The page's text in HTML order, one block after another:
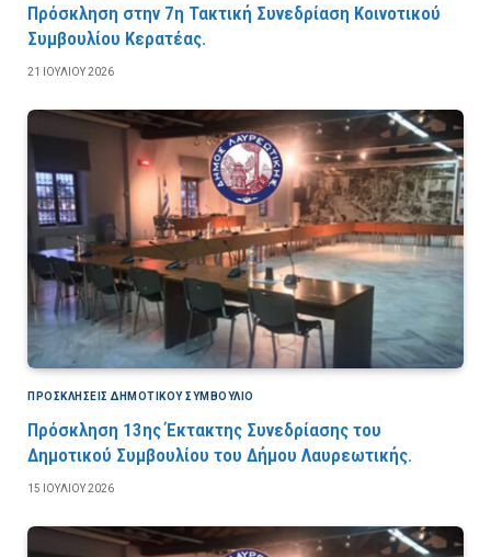
Πρόσκληση στην 7η Τακτική Συνεδρίαση Κοινοτικού
Συμβουλίου Κερατέας.
21 ΙΟΥΛΊΟΥ 2026
ΠΡΟΣΚΛΉΣΕΙΣ ΔΗΜΟΤΙΚΟΎ ΣΥΜΒΟΎΛΙΟ
Πρόσκληση 13ης Έκτακτης Συνεδρίασης του
Δημοτικού Συμβουλίου του Δήμου Λαυρεωτικής.
15 ΙΟΥΛΊΟΥ 2026